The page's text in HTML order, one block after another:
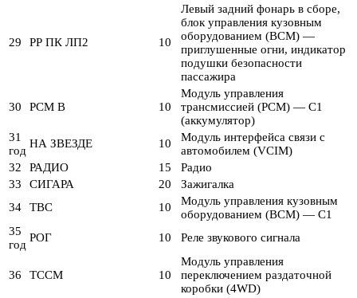
29 РР ПК ЛП2 10
Левый задний фонарь в сборе,
блок управления кузовным
оборудованием (BCM) —
приглушенные огни, индикатор
подушки безопасности
пассажира
30 PCM B 10
Модуль управления
трансмиссией (PCM) — C1
(аккумулятор)
31
год
НА ЗВЕЗДЕ 10
Модуль интерфейса связи с
автомобилем (VCIM)
32
РАДИО 15
Радио
33
СИГАРА 20
Зажигалка
34
TBC 10
Модуль управления кузовным
оборудованием (BCM) — C1
35
год
РОГ 10 Реле звукового сигнала
36 TCCM 10
Модуль управления
переключением раздаточной
коробки (4WD)